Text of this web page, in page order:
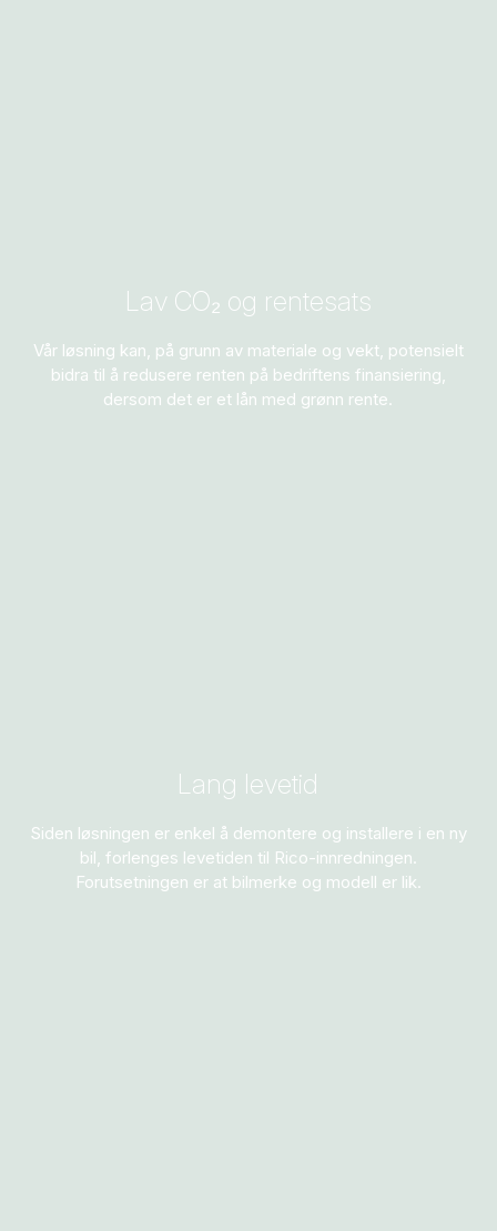
Lav CO₂ og rentesats
Vår løsning kan, på grunn av materiale og vekt, potensielt
bidra til å redusere renten på bedriftens finansiering,
dersom det er et lån med grønn rente.
Lang levetid
Siden løsningen er enkel å demontere og installere i en ny
bil, forlenges levetiden til Rico-innredningen.
Forutsetningen er at bilmerke og modell er lik.